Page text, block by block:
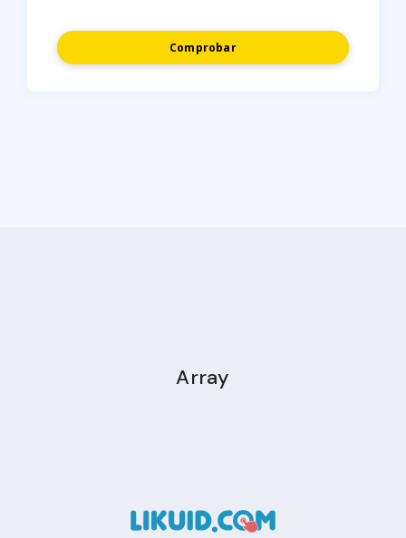
Comprobar
Array